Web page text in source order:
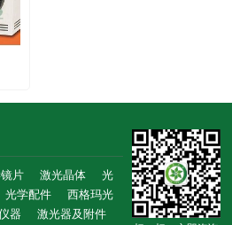
片 激光晶体
光
光学配件
西格玛光
器 激光器及附件